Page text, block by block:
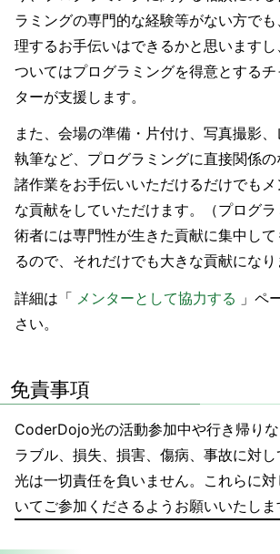
ラミングの専門的な経験等がない方で
理するお手伝いはできるかと思います
ついてはプログラミングを得意とする
ターが支援します。
また、会場の準備・片付け、写真撮影
執筆など、プログラミングに直接関係
諸作業をお手伝いいただけるだけでも
な貢献をしていただけます。（プログ
術者には専門性が生きた貢献に集中し
るので、それだけでも大きな貢献になり
詳細は「 メンターとして協力する 」ペ
さい。
免責事項
CoderDojo光の活動参加中や行き帰り
ラブル、損失、損害、傷病、事故に対
光は一切責任を負いません。これらに
いてご参加くださるようお願いいたしま